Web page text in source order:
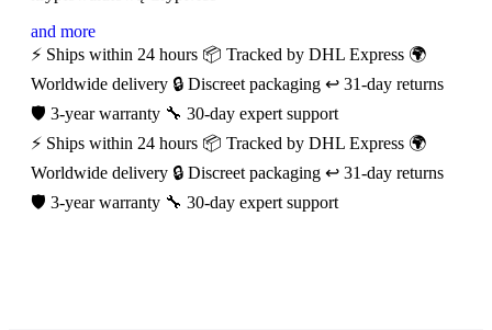
and more
⚡ Ships within 24 hours 📦 Tracked by DHL Express 🌍
Worldwide delivery 🔒 Discreet packaging ↩️ 31-day returns
🛡️ 3-year warranty 🔧 30-day expert support
⚡ Ships within 24 hours 📦 Tracked by DHL Express 🌍
Worldwide delivery 🔒 Discreet packaging ↩️ 31-day returns
🛡️ 3-year warranty 🔧 30-day expert support